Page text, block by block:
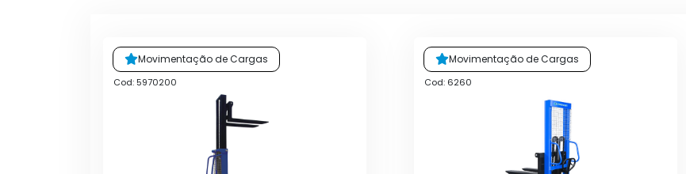
Movimentação de Cargas
Cod: 5970200
Movimentação de Cargas
Cod: 6260